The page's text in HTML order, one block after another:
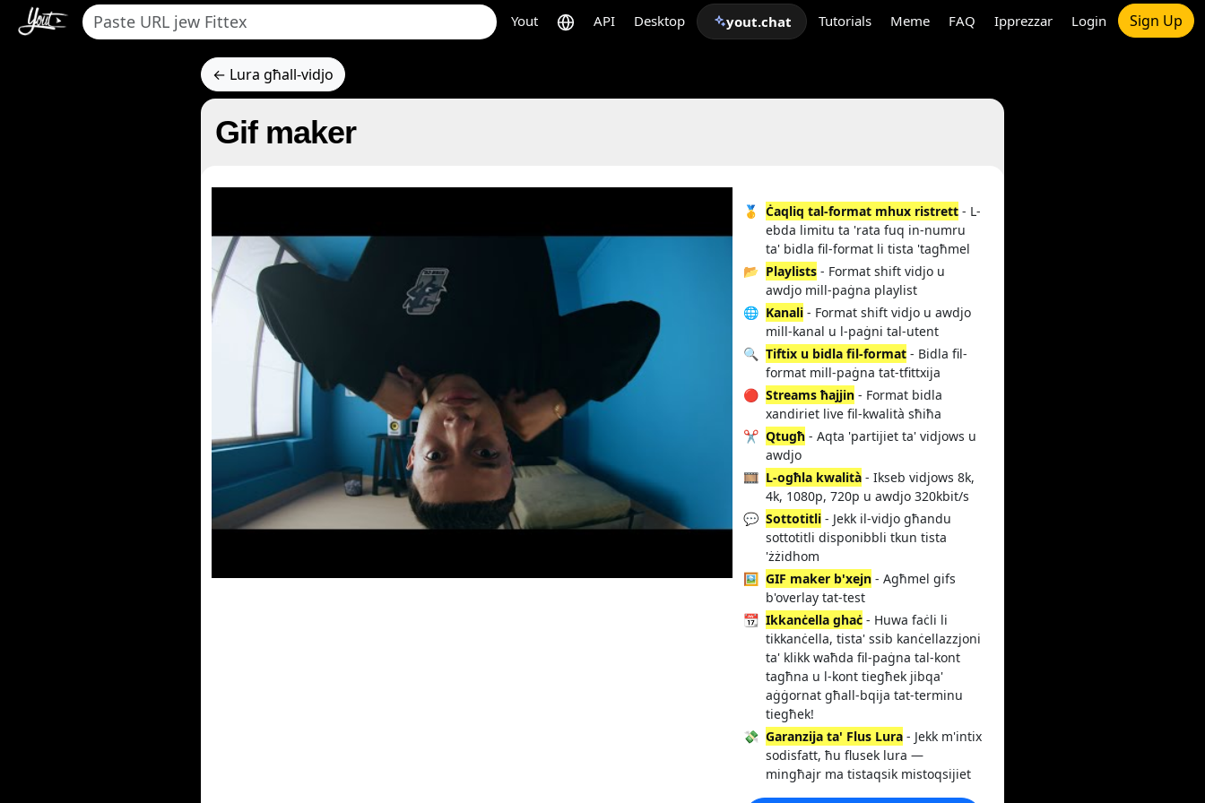
Yout API Desktop yout.chat Tutorials Meme FAQ Ipprezzar Login Sign Up
← Lura għall-vidjo
Gif maker
🥇 Ċaqliq tal-format mhux ristrett - L-
ebda limitu ta 'rata fuq in-numru
ta' bidla fil-format li tista 'tagħmel
📂 Playlists - Format shift vidjo u
awdjo mill-paġna playlist
🌐 Kanali - Format shift vidjo u awdjo
mill-kanal u l-paġni tal-utent
🔍 Tiftix u bidla fil-format - Bidla fil-
format mill-paġna tat-tfittxija
🔴 Streams ħajjin - Format bidla
xandiriet live fil-kwalità sħiħa
✂️ Qtugħ - Aqta 'partijiet ta' vidjows u
awdjo
🎞️ L-ogħla kwalità - Ikseb vidjows 8k,
4k, 1080p, 720p u awdjo 320kbit/s
💬 Sottotitli - Jekk il-vidjo għandu
sottotitli disponibbli tkun tista
'żżidhom
🖼️ GIF maker b'xejn - Agħmel gifs
b'overlay tat-test
📆 Ikkanċella ghaċ - Huwa faċli li
tikkanċella, tista' ssib kanċellazzjoni
ta' klikk waħda fil-paġna tal-kont
tagħna u l-kont tiegħek jibqa'
aġġornat għall-bqija tat-terminu
tiegħek!
💸 Garanzija ta' Flus Lura - Jekk m'intix
sodisfatt, ħu flusek lura —
mingħajr ma tistaqsik mistoqsijiet